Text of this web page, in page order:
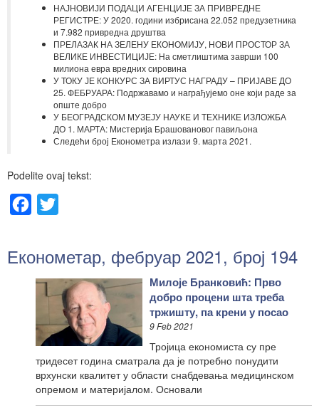
НАЈНОВИЈИ ПОДАЦИ АГЕНЦИЈЕ ЗА ПРИВРЕДНЕ
РЕГИСТРЕ: У 2020. години избрисана 22.052 предузетника
и 7.982 привредна друштва
ПРЕЛАЗАК НА ЗЕЛЕНУ ЕКОНОМИЈУ, НОВИ ПРОСТОР ЗА
ВЕЛИКЕ ИНВЕСТИЦИЈЕ: На сметлиштима заврши 100
милиона евра вредних сировина
У ТОКУ ЈЕ КОНКУРС ЗА ВИРТУС НАГРАДУ – ПРИЈАВЕ ДО
25. ФЕБРУАРА: Подржавамо и награђујемо оне који раде за
опште добро
У БЕОГРАДСКОМ МУЗЕЈУ НАУКЕ И ТЕХНИКЕ ИЗЛОЖБА
ДО 1. МАРТА: Мистерија Брашовановог павиљона
Следећи број Економетра излази 9. марта 2021.
Podelite ovaj tekst:
Facebook
Економетар, фебруар 2021, број 194
Милоје Бранковић: Прво
добро процени шта треба
тржишту, па крени у посао
9 Feb 2021
Тројица економиста су пре
тридесет година сматрала да је потребно понудити
врхунски квалитет у области снабдевања медицинском
опремом и материјалом. Основали